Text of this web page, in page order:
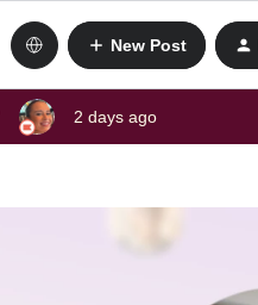
New Post
2 days ago